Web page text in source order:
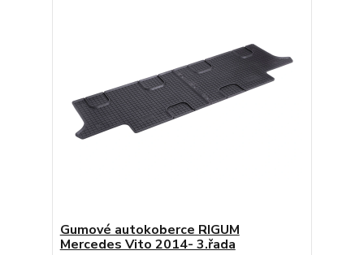
Gumové autokoberce RIGUM
Mercedes Vito 2014- 3.řada